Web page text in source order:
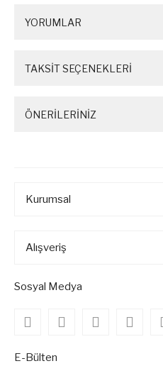
YORUMLAR
TAKSİT SEÇENEKLERİ
ÖNERİLERİNİZ
Kurumsal
Alışveriş
Sosyal Medya
E-Bülten